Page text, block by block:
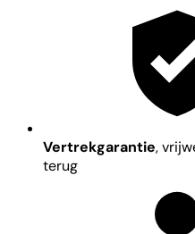
Vertrekgarantie,
terug